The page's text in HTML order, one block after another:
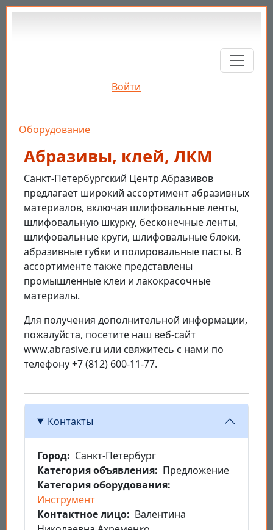
Перейти к основному содержанию
Войти
Строка навигации
Оборудование
Абразивы, клей, ЛКМ
Санкт-Петербургский Центр Абразивов
предлагает широкий ассортимент абразивных
материалов, включая шлифовальные ленты,
шлифовальную шкурку, бесконечные ленты,
шлифовальные круги, шлифовальные блоки,
абразивные губки и полировальные пасты. В
ассортименте также представлены
промышленные клеи и лакокрасочные
материалы.
Для получения дополнительной информации,
пожалуйста, посетите наш веб-сайт
www.abrasive.ru или свяжитесь с нами по
телефону +7 (812) 600-11-77.
Контакты
Город
Санкт-Петербург
Категория объявления
Предложение
Категория оборудования
Инструмент
Контактное лицо
Валентина